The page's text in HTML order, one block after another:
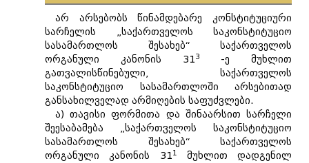
არ არსებობს წინამდებარე კონსტიტუციური
სარჩელის „საქართველოს საკონსტიტუციო
სასამართლოს შესახებ“ საქართველოს
ორგანული კანონის 313
-ე მუხლით
გათვალისწინებული, საქართველოს
საკონსტიტუციო სასამართლოში არსებითად
განსახილველად არმიღების საფუძვლები.
ა) თავისი ფორმითა და შინაარსით სარჩელი
შეესაბამება „საქართველოს საკონსტიტუციო
სასამართლოს შესახებ“ საქართველოს
ორგანული კანონის 311
მუხლით დადგენილ